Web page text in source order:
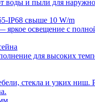
воды и пыли для
IP68 свыше 10 W/m
освещение с
для высоких
стекла и узких ниш.